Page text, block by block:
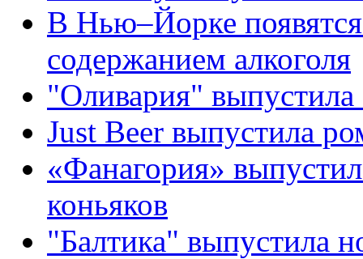
В Нью–Йорке
содержанием алкоголя
"Оливария" выпустила
Just Beer выпустила
«Фанагория»
коньяков
"Балтика" выпустила